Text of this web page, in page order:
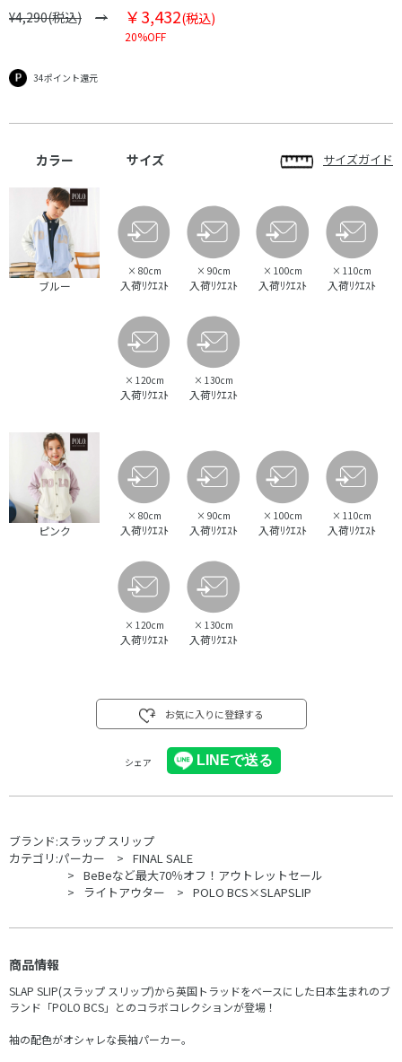
¥4,290(税込) ￥3,432(税込)
20%OFF
34ポイント還元
カラー サイズ サイズガイド
ブルー
× 80cm
入荷ﾘｸｴｽﾄ
× 90cm
入荷ﾘｸｴｽﾄ
× 100cm
入荷ﾘｸｴｽﾄ
× 110cm
入荷ﾘｸｴｽﾄ
× 120cm
入荷ﾘｸｴｽﾄ
× 130cm
入荷ﾘｸｴｽﾄ
ピンク
× 80cm
入荷ﾘｸｴｽﾄ
× 90cm
入荷ﾘｸｴｽﾄ
× 100cm
入荷ﾘｸｴｽﾄ
× 110cm
入荷ﾘｸｴｽﾄ
× 120cm
入荷ﾘｸｴｽﾄ
× 130cm
入荷ﾘｸｴｽﾄ
お気に入りに登録する
シェア
ブランド:スラップ スリップ
カテゴリ:パーカー
FINAL SALE
BeBeなど最大70％オフ！アウトレットセール
ライトアウター
POLO BCS×SLAPSLIP
商品情報
SLAP SLIP(スラップ スリップ)から英国トラッドをベースにした日本生まれのブ
ランド「POLO BCS」とのコラボコレクションが登場！
袖の配色がオシャレな長袖パーカー。